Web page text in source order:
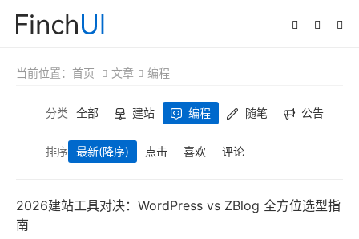
当前位置： 首页 文章 编程
分类 全部 建站 编程 随笔 公告
排序 最新(降序) 点击 喜欢 评论
2026建站工具对决：WordPress vs ZBlog 全方位选型指
南